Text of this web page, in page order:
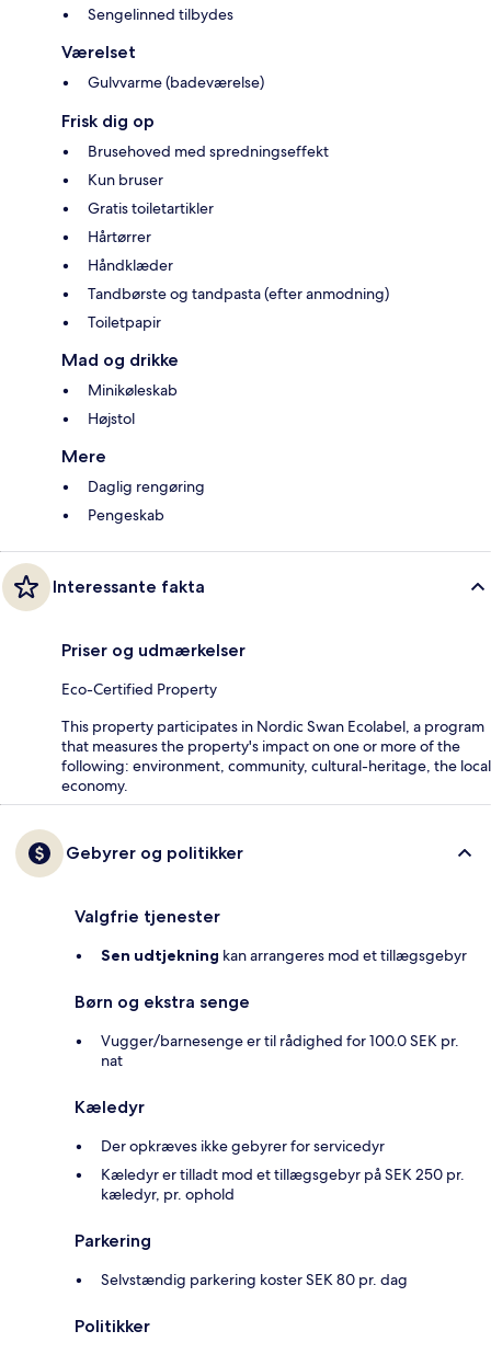
Sengelinned tilbydes
Værelset
Gulvvarme (badeværelse)
Frisk dig op
Brusehoved med spredningseffekt
Kun bruser
Gratis toiletartikler
Hårtørrer
Håndklæder
Tandbørste og tandpasta (efter anmodning)
Toiletpapir
Mad og drikke
Minikøleskab
Højstol
Mere
Daglig rengøring
Pengeskab
Interessante fakta
Priser og udmærkelser
Eco-Certified Property
This property participates in Nordic Swan Ecolabel, a program
that measures the property's impact on one or more of the
following: environment, community, cultural-heritage, the local
economy.
Gebyrer og politikker
Valgfrie tjenester
Sen udtjekning kan arrangeres mod et tillægsgebyr
Børn og ekstra senge
Vugger/barnesenge er til rådighed for 100.0 SEK pr.
nat
Kæledyr
Der opkræves ikke gebyrer for servicedyr
Kæledyr er tilladt mod et tillægsgebyr på SEK 250 pr.
kæledyr, pr. ophold
Parkering
Selvstændig parkering koster SEK 80 pr. dag
Politikker